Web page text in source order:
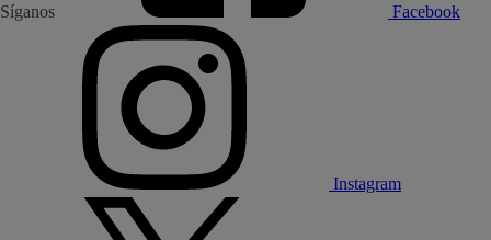
Síganos Facebook
Instagram